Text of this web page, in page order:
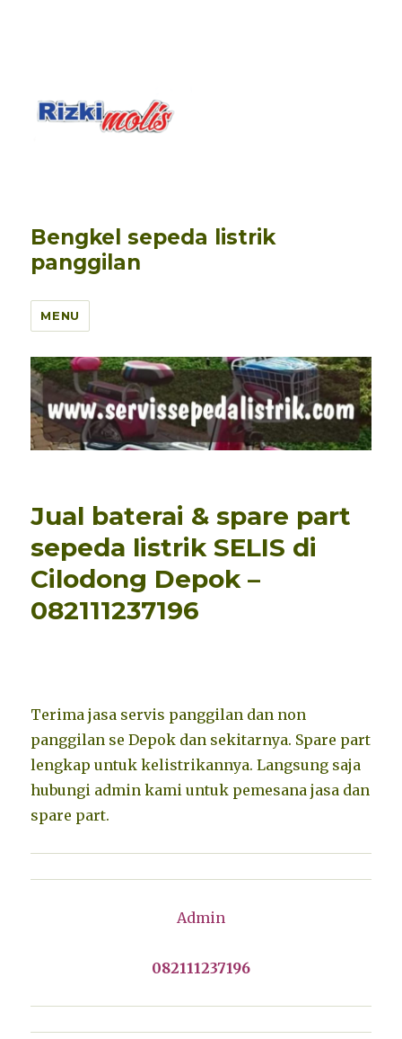
Bengkel sepeda listrik
panggilan
MENU
Jual baterai & spare part
sepeda listrik SELIS di
Cilodong Depok –
082111237196
Terima jasa servis panggilan dan non
panggilan se Depok dan sekitarnya. Spare part
lengkap untuk kelistrikannya. Langsung saja
hubungi admin kami untuk pemesana jasa dan
spare part.
Admin
082111237196